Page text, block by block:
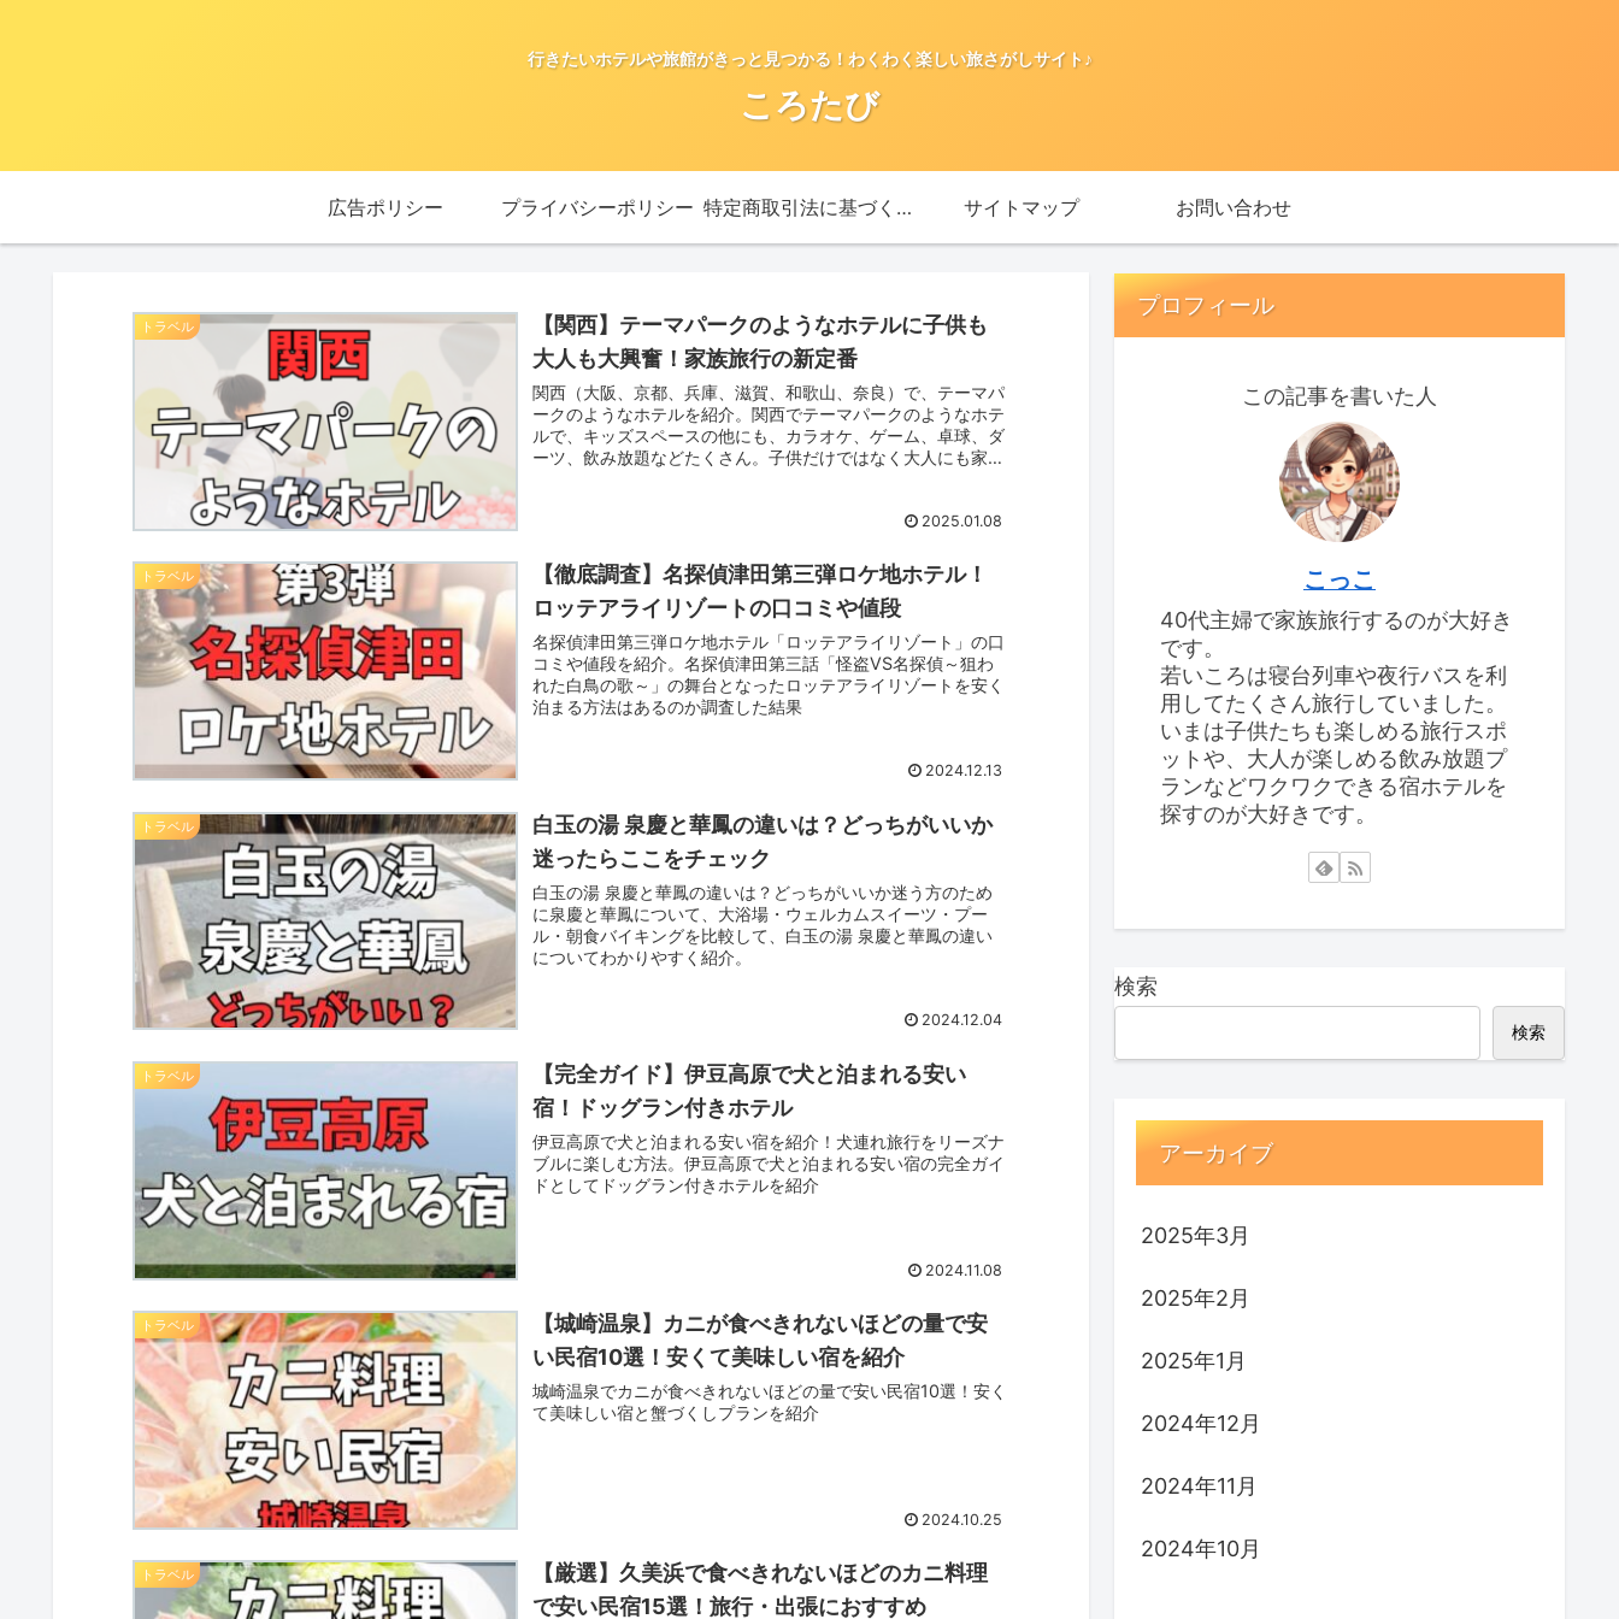
行きたいホテルや旅館がきっと見つかる！わくわく楽しい旅さがしサイト♪
ころたび
広告ポリシー プライバシーポリシー 特定商取引法に基づく表記 サイトマップ お問い合わせ
トラベル
【関西】テーマパークのようなホテルに子供も
大人も大興奮！家族旅行の新定番
関西（大阪、京都、兵庫、滋賀、和歌山、奈良）で、テーマパ
ークのようなホテルを紹介。関西でテーマパークのようなホテ
ルで、キッズスペースの他にも、カラオケ、ゲーム、卓球、ダ
ーツ、飲み放題などたくさん。子供だけではなく大人にも家族
2025.01.08
トラベル
【徹底調査】名探偵津田第三弾ロケ地ホテル！
ロッテアライリゾートの口コミや値段
名探偵津田第三弾ロケ地ホテル「ロッテアライリゾート」の口
コミや値段を紹介。名探偵津田第三話「怪盗VS名探偵～狙わ
れた白鳥の歌～」の舞台となったロッテアライリゾートを安く
泊まる方法はあるのか調査した結果
2024.12.13
トラベル
白玉の湯 泉慶と華鳳の違いは？どっちがいいか
迷ったらここをチェック
白玉の湯 泉慶と華鳳の違いは？どっちがいいか迷う方のため
に泉慶と華鳳について、大浴場・ウェルカムスイーツ・プー
ル・朝食バイキングを比較して、白玉の湯 泉慶と華鳳の違い
についてわかりやすく紹介。
2024.12.04
トラベル
【完全ガイド】伊豆高原で犬と泊まれる安い
宿！ドッグラン付きホテル
伊豆高原で犬と泊まれる安い宿を紹介！犬連れ旅行をリーズナ
ブルに楽しむ方法。伊豆高原で犬と泊まれる安い宿の完全ガイ
ドとしてドッグラン付きホテルを紹介
2024.11.08
トラベル
【城崎温泉】カニが食べきれないほどの量で安
い民宿10選！安くて美味しい宿を紹介
城崎温泉でカニが食べきれないほどの量で安い民宿10選！安く
て美味しい宿と蟹づくしプランを紹介
2024.10.25
トラベル
【厳選】久美浜で食べきれないほどのカニ料理
で安い民宿15選！旅行・出張におすすめ
プロフィール
この記事を書いた人
こっこ
40代主婦で家族旅行するのが大好き
です。
若いころは寝台列車や夜行バスを利
用してたくさん旅行していました。
いまは子供たちも楽しめる旅行スポ
ットや、大人が楽しめる飲み放題プ
ランなどワクワクできる宿ホテルを
探すのが大好きです。
検索
検索
アーカイブ
2025年3月
2025年2月
2025年1月
2024年12月
2024年11月
2024年10月